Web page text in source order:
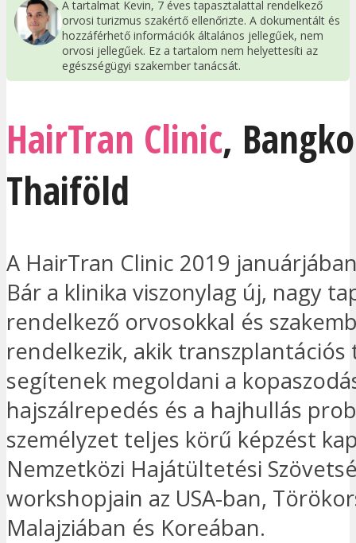
A tartalmat Kevin, 7 éves tapasztalattal rendelkező
orvosi turizmus szakértő ellenőrizte. A dokumentált és
hozzáférhető információk általános jellegűek, nem
orvosi jellegűek. Ez a tartalom nem helyettesíti az
egészségügyi szakember tanácsát.
HairTran Clinic,
Thaiföld
A HairTran Clinic 2019
Bár a klinika viszonylag új, nagy
rendelkező orvosokkal és
rendelkezik, akik transzplantációs
segítenek megoldani a
hajszálrepedés és a hajhullás
személyzet teljes körű képzést
Nemzetközi Hajátültetési
workshopjain az USA-ban,
Malajziában és Koreában.